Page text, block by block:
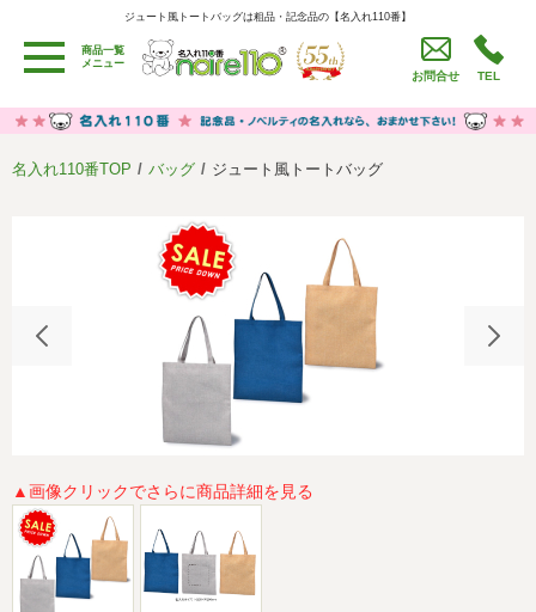
ジュート風トートバッグは粗品・記念品の【名入れ110番】
ジュート風トートバッグは粗品・記念品の【名入れ110番】
商品一覧
メニュー
お問合せ TEL
用途別カテゴリ
卒園・卒業記念品
労働組合・設立記念・周年記念
うちわ・扇子・ファン
イベント・パーティーグッズ
セール品グッズ
名入れについて
特定商取引法に基づく表記
よくある質問 採用情報
会社概要
名入れ110番TOP バッグ ジュート風トートバッグ
▲画像クリックでさらに商品詳細を見る